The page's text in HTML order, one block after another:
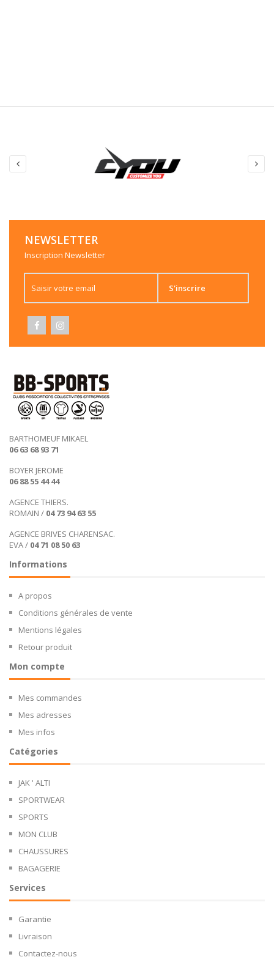
NEWSLETTER
Inscription Newsletter
S'inscrire
BARTHOMEUF MIKAEL
06 63 68 93 71
BOYER JEROME
06 88 55 44 44
AGENCE THIERS.
ROMAIN / 04 73 94 63 55
AGENCE BRIVES CHARENSAC.
EVA / 04 71 08 50 63
Informations
A propos
Conditions générales de vente
Mentions légales
Retour produit
Mon compte
Mes commandes
Mes adresses
Mes infos
Catégories
JAK ' ALTI
SPORTWEAR
SPORTS
MON CLUB
CHAUSSURES
BAGAGERIE
Services
Garantie
Livraison
Contactez-nous